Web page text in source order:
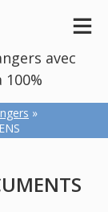
avec
»